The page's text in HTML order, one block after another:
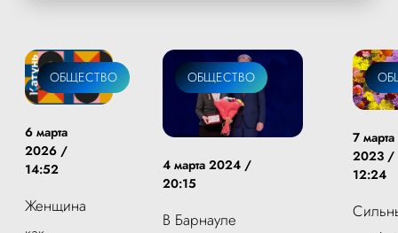
ОБЩЕСТВО
6 марта
2026 /
14:52
Женщина
ОБЩЕСТВО
4 марта 2024 /
20:15
В Барнауле
7 марта
2023 /
12:24